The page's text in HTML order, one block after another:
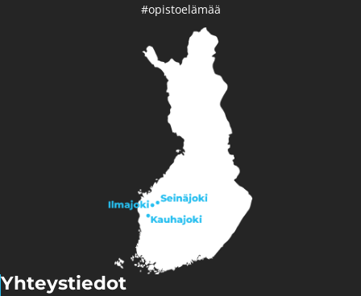
#opistoelämää
Yhteystiedot